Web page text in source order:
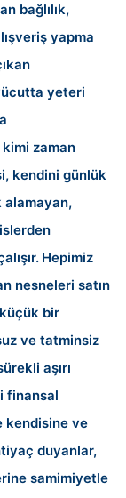
bağlılık,
yapma
yeteri
kimi zaman
kendini günlük
Hepimiz
nesneleri satın
bir
ve tatminsiz
aşırı
finansal
kendisine ve
duyanlar,
samimiyetle